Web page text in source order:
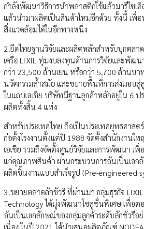
กำลังพัฒนาวิธีการนำพลาสติกใช้แล้วมารีไซเ
แล้วนำมาผลิตเป็นสินค้าใหม่อีกด้วย ทั้งนี้ เพื่
สิ่งแวดล้อมได้ในอีกทางหนึ่ง
2.ยึดไทยฐานวิจัยและผลิตหลักสำหรับบุกตลาด
เครือ LIXIL ทุ่มงบลงทุนด้านการวิจัยและพัฒน
กว่า 23,500 ล้านเยน หรือกว่า 5,700 ล้านบา
นวัตกรรมล้ำสมัย และขยายพื้นที่การส่งมอบสู่
ในแถบเอเชีย บริษัทมีฐานลูกค้าหลักอยู่ใน 6 ป
ผลิตทั้งสิ้น 4 แห่ง
สำหรับประเทศไทย ถือเป็นประเทศยุทธศาส
ก่อตั้งโรงงานตั้งแต่ปี 1988 จัดตั้งสำนักงานใ
เอเชีย รวมถึงจัดตั้งศูนย์วิจัยและการพัฒนา เพื่
แก่คุณภาพสินค้า ผ่านกระบวนการอันเป็นเอก
ผลิตชิ้นงานแบบสำเร็จรูป (Pre-engineered
3.ขยายตลาดลักชัวรี ที่ผ่านมา กลุ่มธุรกิจ
Technology ได้มุ่งพัฒนาโซลูชั่นพิเศษ เพื่อต
อันเป็นเอกลักษณ์ของกลุ่มลูกค้าระดับลักชัวรีอ
เนื่อง ในปี 2021 ได้นำเสนอผลิตภัณฑ์